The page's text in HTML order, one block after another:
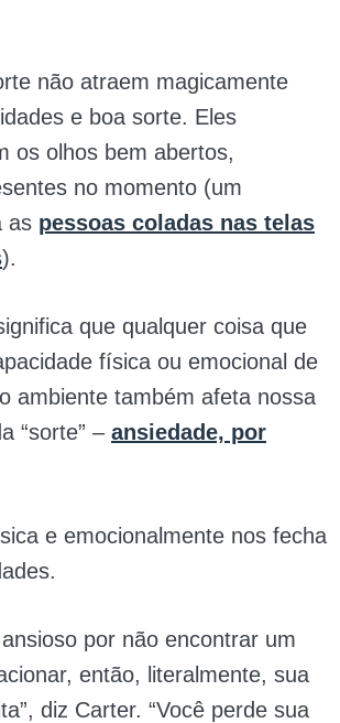
não atraem magicamente
e boa sorte. Eles
os olhos bem abertos,
no momento (um
as pessoas coladas nas telas
).
que qualquer coisa que
física ou emocional de
ambiente também afeta nossa
“sorte” – ansiedade, por
e emocionalmente nos fecha
por não encontrar um
então, literalmente, sua
diz Carter. “Você perde sua